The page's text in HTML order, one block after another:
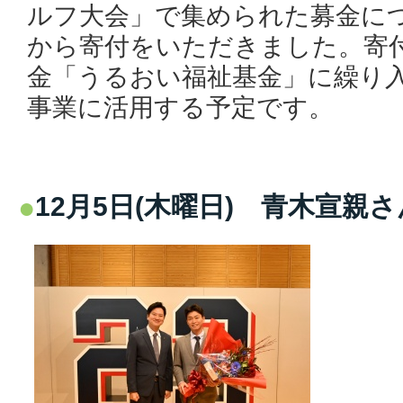
ルフ大会」で集められた募金に
から寄付をいただきました。寄
金「うるおい福祉基金」に繰り
事業に活用する予定です。
12月5日(木曜日) 青木宣親さ